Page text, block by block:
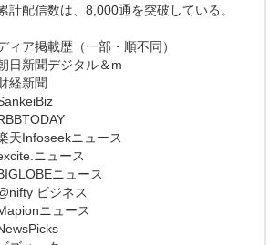
計配信数は、8,000通を突破している。
ィア掲載歴（一部・順不同）
日新聞デジタル＆m
経新聞
天Infoseekニュース
ニュース
ニュース
ビジネス
ニュース